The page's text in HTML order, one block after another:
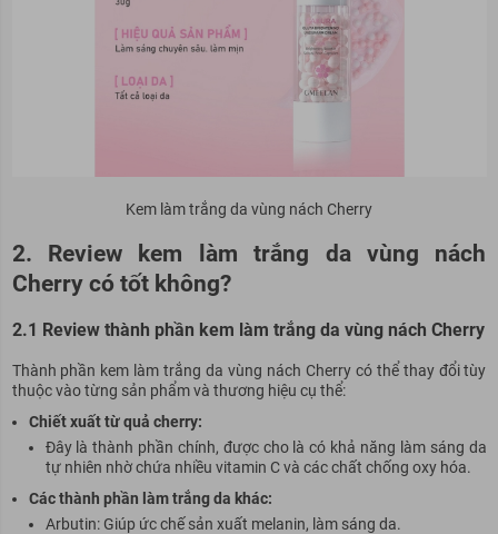
Kem làm trắng da vùng nách Cherry
2. Review kem làm trắng da vùng nách
Cherry có tốt không?
2.1 Review thành phần kem làm trắng da vùng nách Cherry
Thành phần kem làm trắng da vùng nách Cherry có thể thay đổi tùy
thuộc vào từng sản phẩm và thương hiệu cụ thể:
Chiết xuất từ quả cherry:
Đây là thành phần chính, được cho là có khả năng làm sáng da
tự nhiên nhờ chứa nhiều vitamin C và các chất chống oxy hóa.
Các thành phần làm trắng da khác:
Arbutin: Giúp ức chế sản xuất melanin, làm sáng da.